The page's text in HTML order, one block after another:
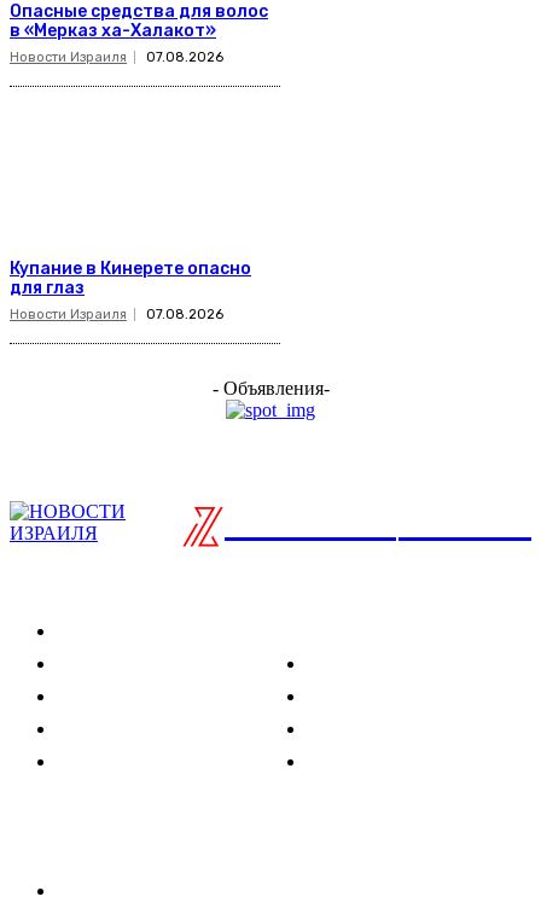
Опасные средства для волос
в «Мерказ ха-Халакот»
Новости Израиля 07.08.2026
Купание в Кинерете опасно
для глаз
Новости Израиля 07.08.2026
- Объявления-